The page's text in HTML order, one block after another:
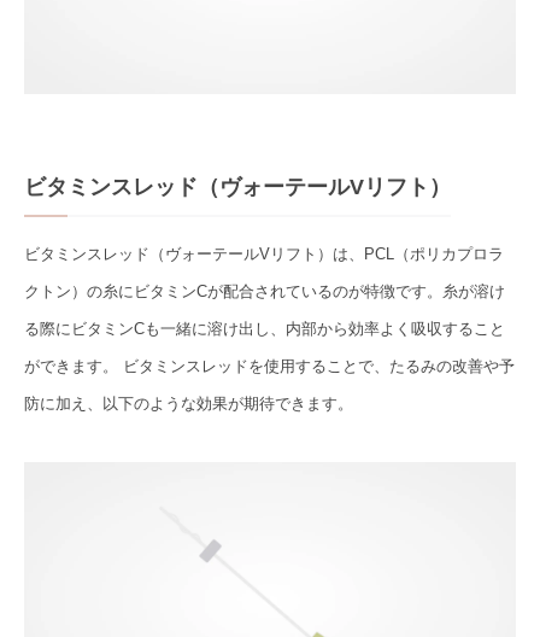
ビタミンスレッド（ヴォーテールVリフト）
ビタミンスレッド（ヴォーテールVリフト）は、PCL（ポリカプロラ
クトン）の糸にビタミンCが配合されているのが特徴です。糸が溶け
る際にビタミンCも一緒に溶け出し、内部から効率よく吸収すること
ができます。 ビタミンスレッドを使用することで、たるみの改善や予
防に加え、以下のような効果が期待できます。